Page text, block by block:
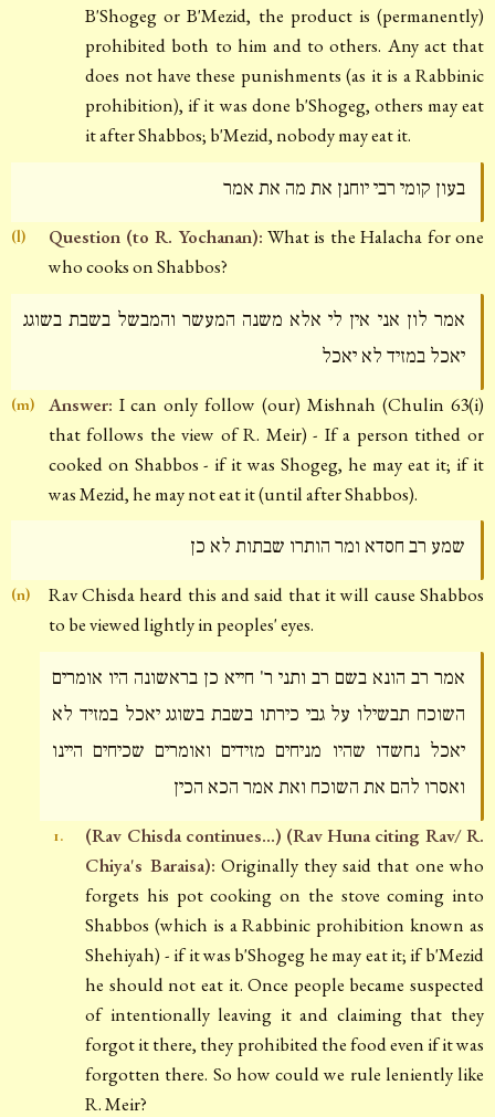
B'Shogeg or B'Mezid, the product is (permanently)
prohibited both to him and to others. Any act that
does not have these punishments (as it is a Rabbinic
prohibition), if it was done b'Shogeg, others may eat
it after Shabbos; b'Mezid, nobody may eat it.
בעון קומי רבי יוחנן את מה את אמר
(l) Question (to R. Yochanan): What is the Halacha for one
who cooks on Shabbos?
אמר לון אני אין לי אלא משנה המעשר והמבשל בשבת בשוגג
יאכל במזיד לא יאכל
(m) Answer: I can only follow (our) Mishnah (Chulin 63(i)
that follows the view of R. Meir) - If a person tithed or
cooked on Shabbos - if it was Shogeg, he may eat it; if it
was Mezid, he may not eat it (until after Shabbos).
שמע רב חסדא ומר הותרו שבתות לא כן
(n)
Rav Chisda heard this and said that it will cause Shabbos
to be viewed lightly in peoples' eyes.
אמר רב הונא בשם רב ותני ר' חייא כן בראשונה היו אומרים
השוכח תבשילו על גבי כירתו בשבת בשוגג יאכל במזיד לא
יאכל נחשדו שהיו מניחים מזידים ואומרים שכיחים היינו
ואסרו להם את השוכח ואת אמר הכא הכין
1.
(Rav Chisda continues...) (Rav Huna citing Rav/ R.
Chiya's Baraisa): Originally they said that one who
forgets his pot cooking on the stove coming into
Shabbos (which is a Rabbinic prohibition known as
Shehiyah) - if it was b'Shogeg he may eat it; if b'Mezid
he should not eat it. Once people became suspected
of intentionally leaving it and claiming that they
forgot it there, they prohibited the food even if it was
forgotten there. So how could we rule leniently like
R. Meir?